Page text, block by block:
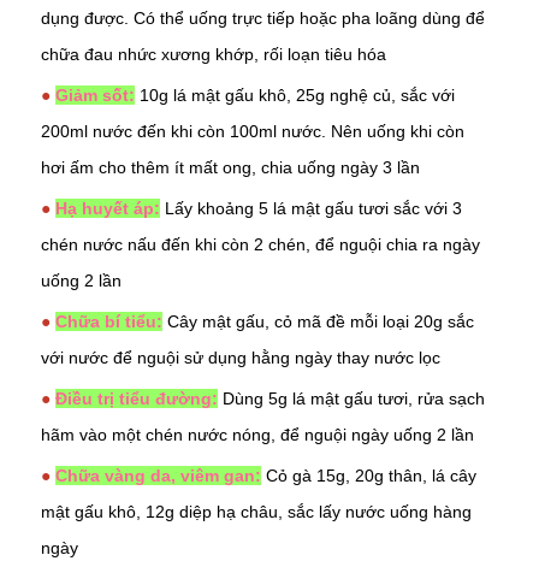
dụng được. Có thể uống trực tiếp hoặc pha loãng dùng để
chữa đau nhức xương khớp, rối loạn tiêu hóa
● Giảm sốt: 10g lá mật gấu khô, 25g nghệ củ, sắc với
200ml nước đến khi còn 100ml nước. Nên uống khi còn
hơi ấm cho thêm ít mất ong, chia uống ngày 3 lần
● Hạ huyết áp: Lấy khoảng 5 lá mật gấu tươi sắc với 3
chén nước nấu đến khi còn 2 chén, để nguội chia ra ngày
uống 2 lần
● Chữa bí tiểu: Cây mật gấu, cỏ mã đề mỗi loại 20g sắc
với nước để nguội sử dụng hằng ngày thay nước lọc
● Điều trị tiểu đường: Dùng 5g lá mật gấu tươi, rửa sạch
hãm vào một chén nước nóng, để nguội ngày uống 2 lần
● Chữa vàng da, viêm gan: Cỏ gà 15g, 20g thân, lá cây
mật gấu khô, 12g diệp hạ châu, sắc lấy nước uống hàng
ngày